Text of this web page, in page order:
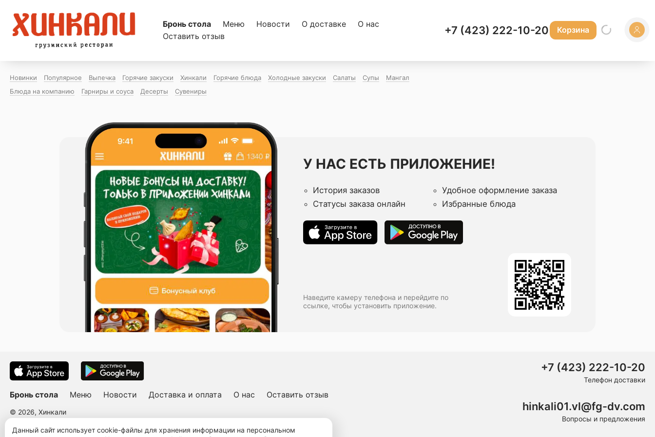
Бронь стола Меню Новости О доставке
О нас
Оставить отзыв
+7 (423) 222-10-20 Корзина
Новинки Популярное Выпечка Горячие закуски Хинкали Горячие блюда Холодные закуски Салаты Супы
Мангал
Блюда на компанию
Гарниры и соуса Десерты Сувениры
У НАС ЕСТЬ ПРИЛОЖЕНИЕ!
История заказов
Удобное оформление заказа
Статусы заказа онлайн
Избранные блюда
Наведите камеру телефона и перейдите по
ссылке, чтобы установить приложение.
Бронь стола Меню Новости Доставка и оплата О нас Оставить отзыв
© 2026, Хинкали
+7 (423) 222-10-20
Телефон доставки
hinkali01.vl@fg-dv.com
Вопросы и предложения
Данный сайт использует cookie-файлы для хранения информации на персональном